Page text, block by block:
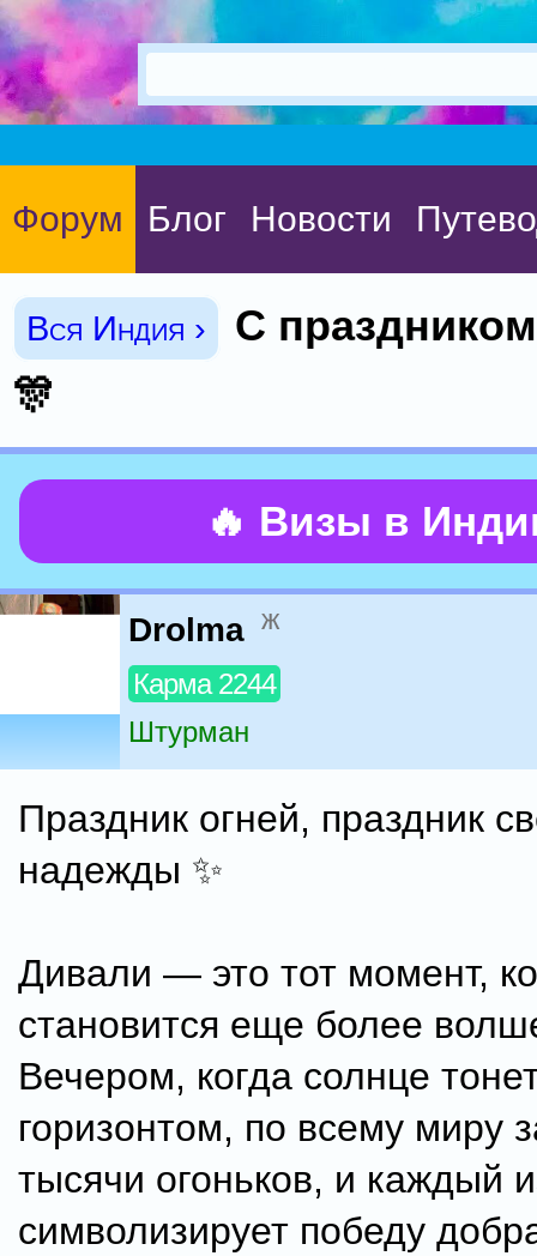
Форум Блог Новости
Вся Индия ›
С
🎊
🔥 Визы в
Drolma ж
Карма 2244
Штурман
Праздник огней, праздник
надежды ✨
Дивали — это тот момент,
становится еще более
Вечером, когда солнце
горизонтом, по всему миру
тысячи огоньков, и каждый
символизирует победу